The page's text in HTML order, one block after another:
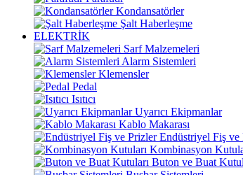
Kondansatörler
Şalt Haberleşme
ELEKTRİK
Sarf Malzemeleri
Alarm Sistemleri
Klemensler
Pedal
Isıtıcı
Uyarıcı Ekipmanlar
Kablo Makarası
Endüstriyel Fiş ve
Kombinasyon
Buton ve Buat